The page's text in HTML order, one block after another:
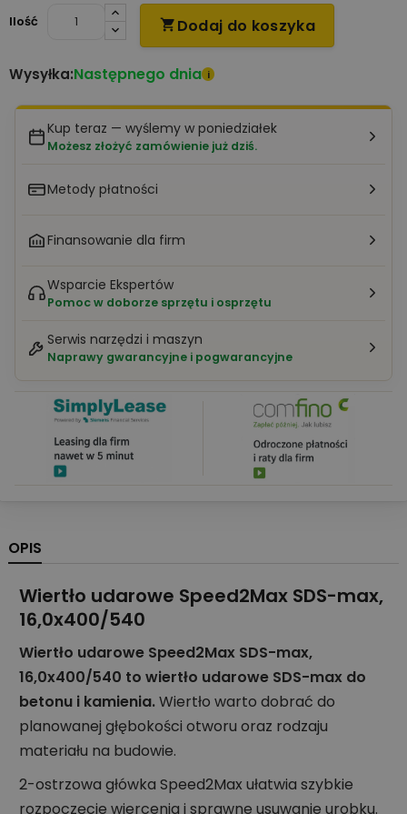
Ilość
 Dodaj do koszyka
Wysyłka:Następnego dnia i
Kup teraz — wyślemy w poniedziałek
Możesz złożyć zamówienie już dziś.
Metody płatności
Finansowanie dla firm
Wsparcie Ekspertów
Pomoc w doborze sprzętu i osprzętu
Serwis narzędzi i maszyn
Naprawy gwarancyjne i pogwarancyjne
OPIS
Wiertło udarowe Speed2Max SDS-max,
16,0x400/540
Wiertło udarowe Speed2Max SDS-max,
16,0x400/540 to wiertło udarowe SDS-max do
betonu i kamienia.Wiertło warto dobrać do
planowanej głębokości otworu oraz rodzaju
materiału na budowie.
2-ostrzowa główka Speed2Max ułatwia szybkie
rozpoczęcie wiercenia i sprawne usuwanie urobku.